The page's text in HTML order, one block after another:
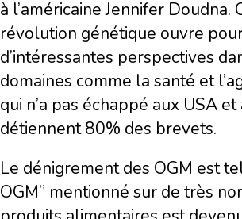
à l’américaine Jennifer Doudna.
révolution génétique ouvre
d’intéressantes perspectives
domaines comme la santé et
qui n’a pas échappé aux USA
détiennent 80% des brevets.
Le dénigrement des OGM est
OGM” mentionné sur de très